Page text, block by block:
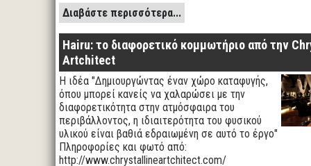
Διαβάστε περισσότερα...
Hairu: το διαφορετικό κομμωτήριο από την
Artchitect
Η ιδέα "Δημιουργώντας έναν χώρο καταφυγής,
όπου μπορεί κανείς να χαλαρώσει με την
διαφορετικότητα στην ατμόσφαιρα του
περιβάλλοντος, η ιδιαιτερότητα του φυσικού
υλικού είναι βαθιά εδραιωμένη σε αυτό το έργο"
Πληροφορίες και φωτό από:
http://www.chrystallineartchitect.com/